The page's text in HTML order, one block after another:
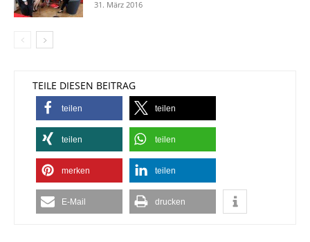
31. März 2016
TEILE DIESEN BEITRAG
teilen teilen
teilen teilen
merken teilen
E-Mail drucken